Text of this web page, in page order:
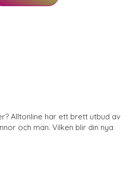
Alltonline har ett brett utbud av
och män. Vilken blir din nya